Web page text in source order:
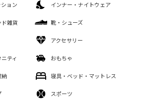
ョン インナー・ナイトウェア
雑貨 靴・シューズ
アクセサリー
ティ おもちゃ
納 寝具・ベッド・マットレス
スポーツ